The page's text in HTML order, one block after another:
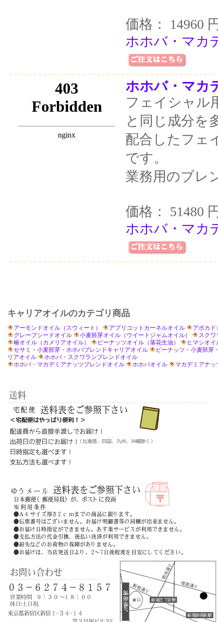
価格： 14960
ホホバ・マカ
ホホバ・マカ
フェイシャル
と同じ成分を
配合したフェ
です。
業務用のブレ
価格： 51480
ホホバ・マカ
キャリアオイルのカテゴリ商品
アーモンドオイル（スウィート） アプリコットカーネルオイル
アボカド
グレープシードオイル
小麦胚芽オイル（ウイートジャムオイル）
スクワ
椿オイル（カメリアオイル）
ピーナッツオイル（落花生油）
ヒマシオ
セサミ・小麦胚芽・ホホバブレンドキャリアオイル
ピーナッツ・小麦胚芽
リアオイル
ホホバ・スクワランブレンドオイル
ホホバ・マカデミアナッツブレンドオイル
ホホバオイル マカデミアナッ